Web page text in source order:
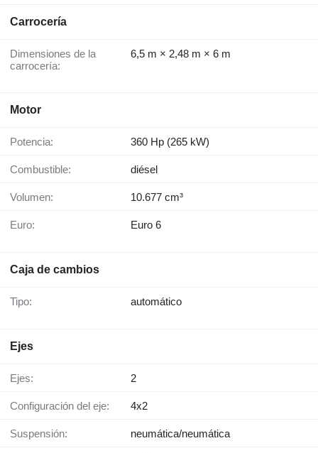
Carrocería
Dimensiones de la
carrocería:
6,5 m × 2,48 m × 6 m
Motor
Potencia: 360 Hp (265 kW)
Combustible: diésel
Volumen: 10.677 cm³
Euro: Euro 6
Caja de cambios
Tipo: automático
Ejes
Ejes: 2
Configuración del eje: 4x2
Suspensión: neumática/neumática